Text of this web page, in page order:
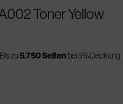
Toner Yellow
Bis zu5.750 Seitenbei 5% Deckung